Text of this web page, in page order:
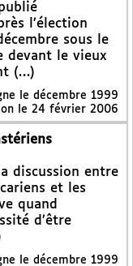
l’élection
sous le
devant le vieux
(…)
le décembre 1999
le 24 février 2006
discussion entre
et les
quand
d’être
le décembre 1999